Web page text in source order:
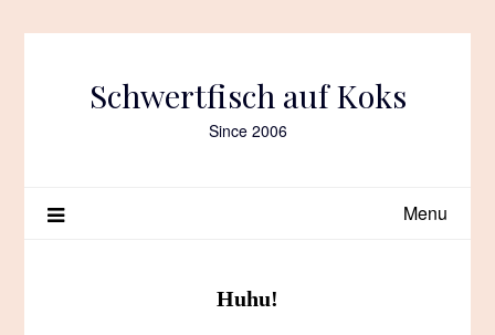
Schwertfisch auf Koks
Since 2006
Menu
Huhu!